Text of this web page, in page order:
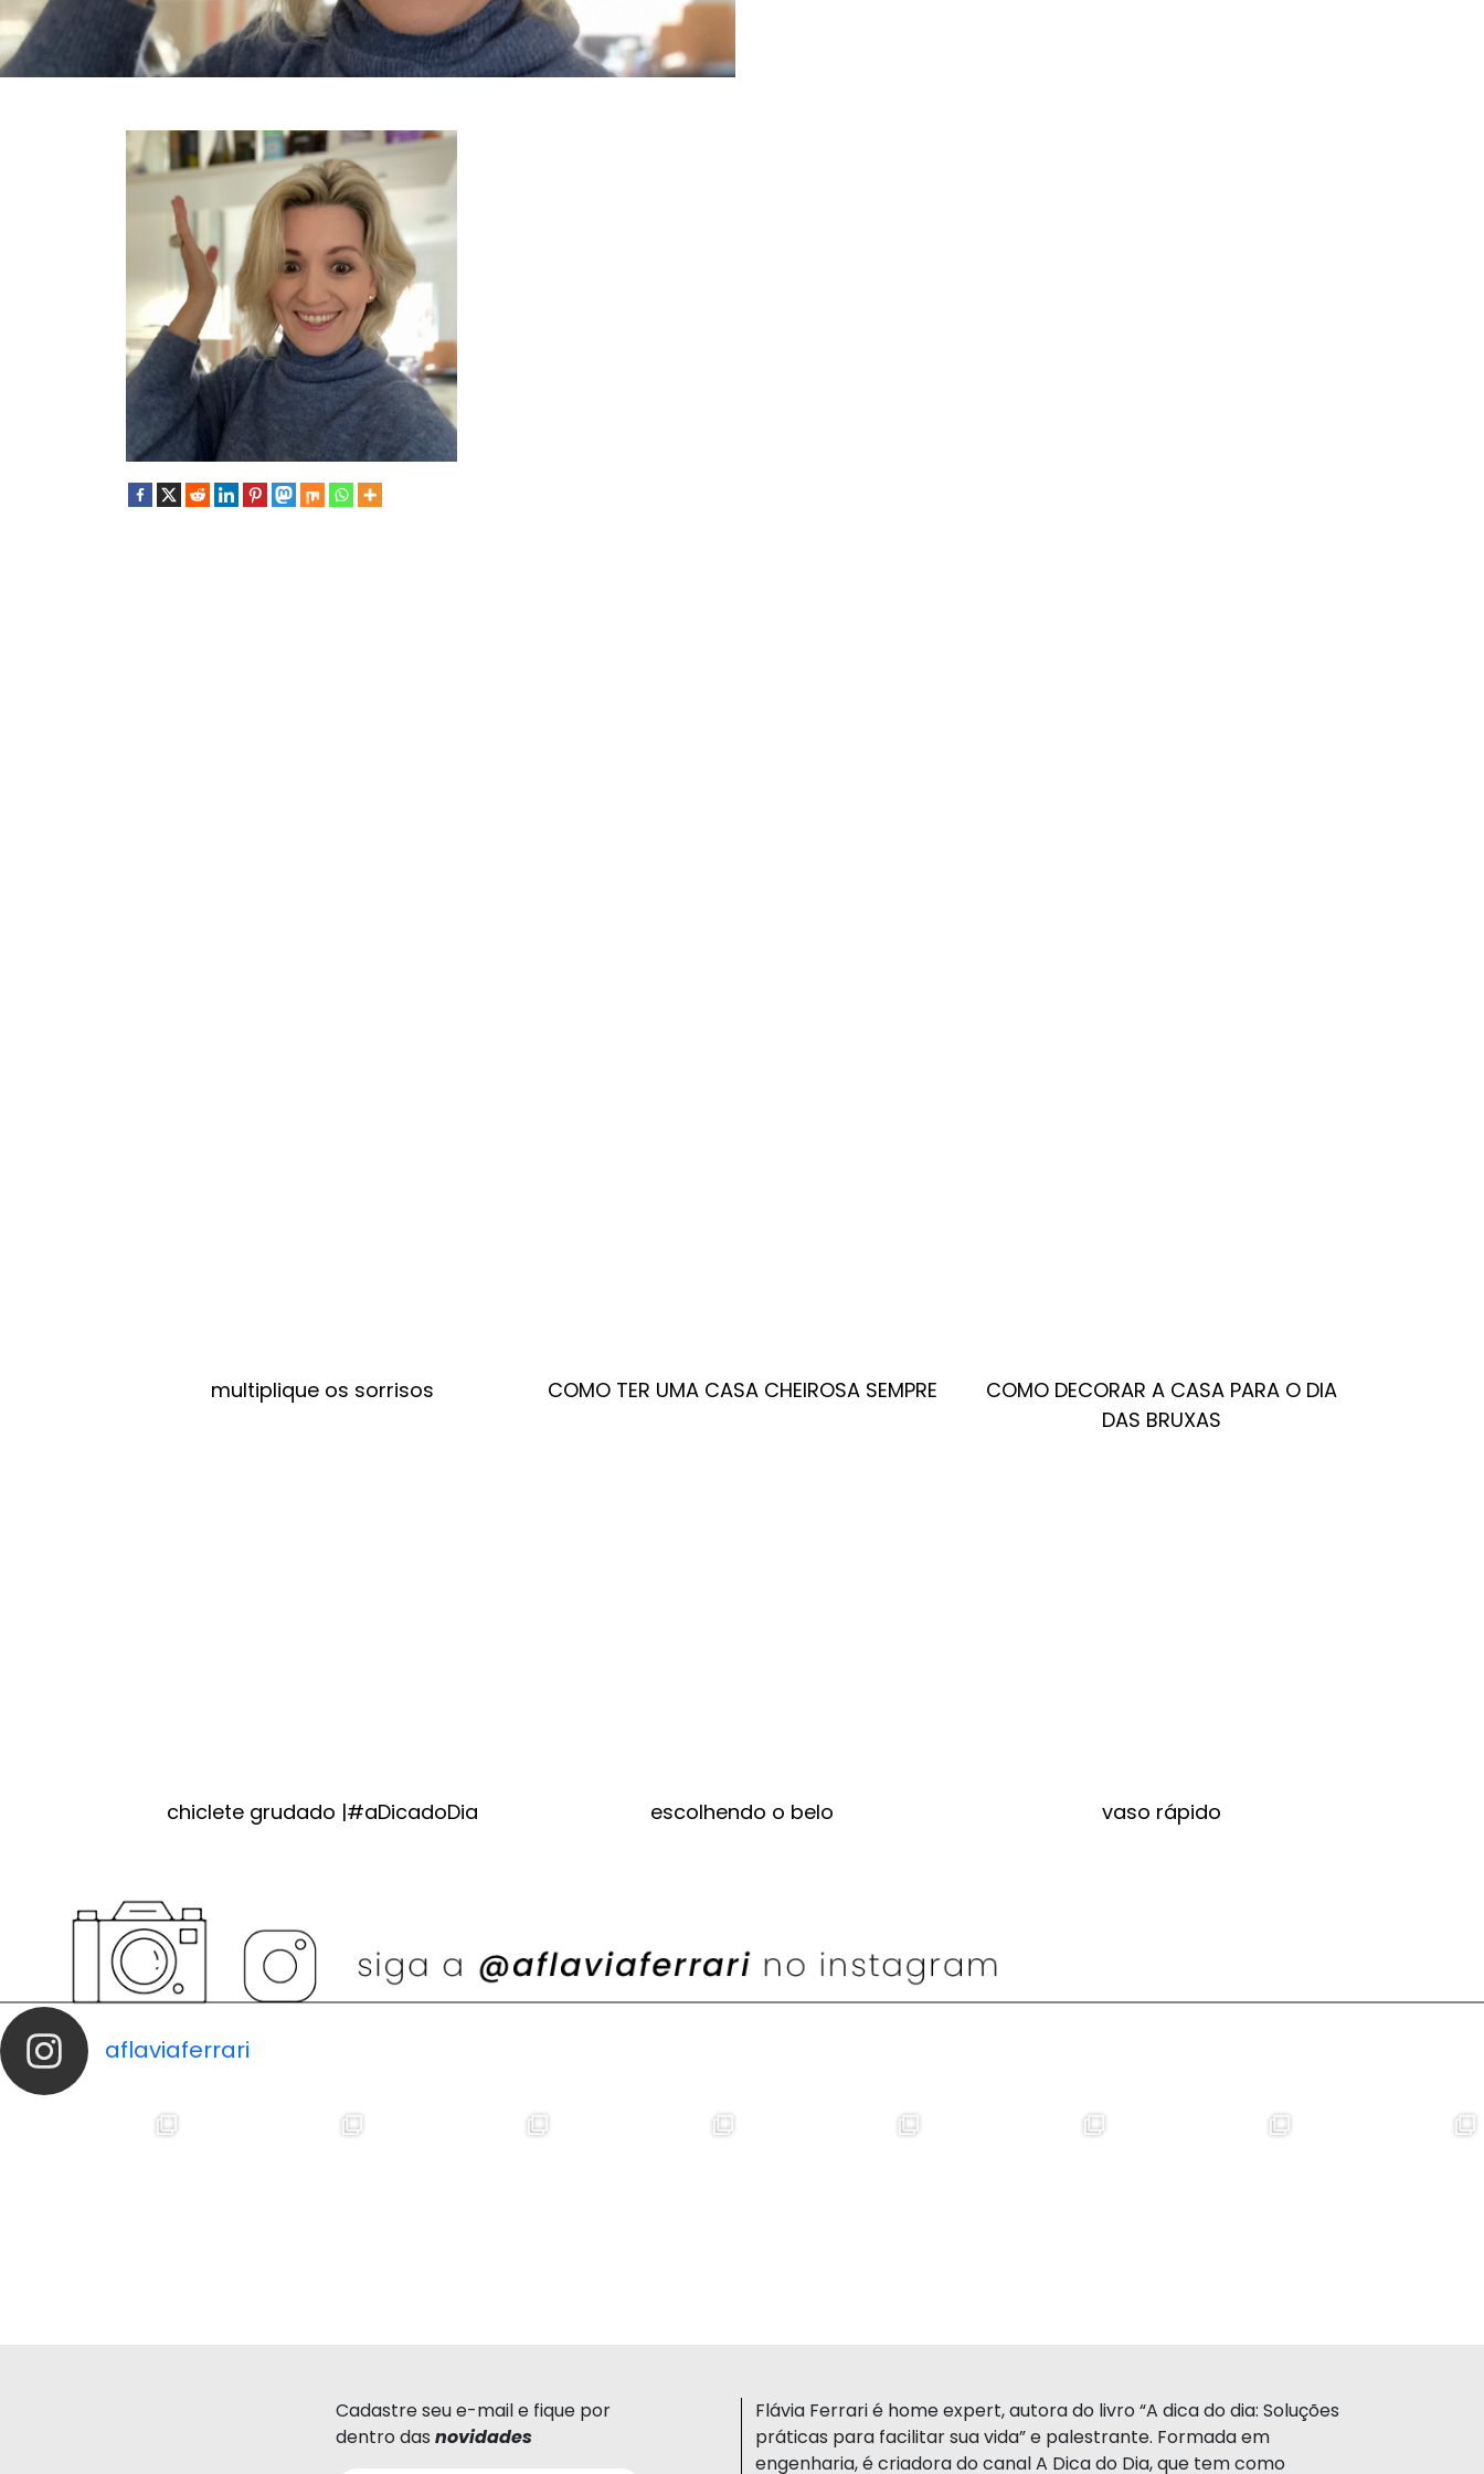
multiplique os sorrisos COMO TER UMA CASA CHEIROSA SEMPRE
COMO DECORAR A CASA PARA O DIA
DAS BRUXAS
chiclete grudado |#aDicadoDia escolhendo o belo vaso rápido
aflaviaferrari
Cadastre seu e-mail e fique por
dentro das novidades
Flávia Ferrari é home expert, autora do livro “A dica do dia: Soluções
práticas para facilitar sua vida” e palestrante. Formada em
engenharia, é criadora do canal A Dica do Dia, que tem como